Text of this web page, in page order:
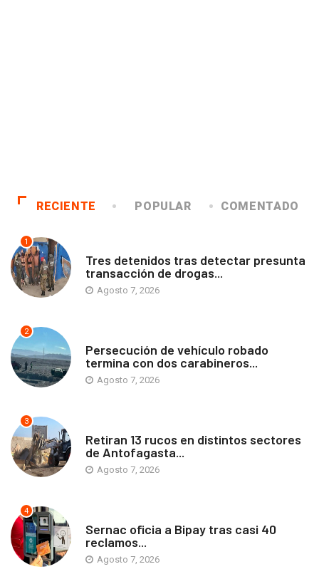
RECIENTE POPULAR COMENTADO
1
Tres detenidos tras detectar presunta
transacción de drogas...
Agosto 7, 2026
2
Persecución de vehículo robado
termina con dos carabineros...
Agosto 7, 2026
3
Retiran 13 rucos en distintos sectores
de Antofagasta...
Agosto 7, 2026
4
Sernac oficia a Bipay tras casi 40
reclamos...
Agosto 7, 2026